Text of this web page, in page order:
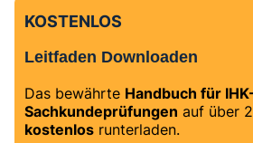
KOSTENLOS
Leitfaden Downloaden
Das bewährte Handbuch für
Sachkundeprüfungen auf über
kostenlos runterladen.